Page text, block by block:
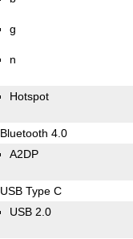
g
n
Hotspot
Bluetooth 4.0
A2DP
USB Type C
USB 2.0